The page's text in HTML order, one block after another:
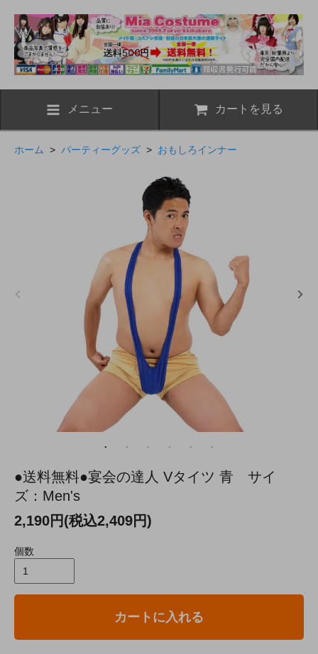
メニュー カートを見る
ホーム > パーティーグッズ > おもしろインナー
●送料無料●宴会の達人 Vタイツ 青 サイ
ズ：Men's
2,190円(税込2,409円)
個数
カートに入れる